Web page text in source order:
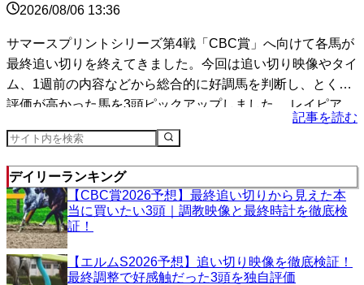
2026/08/06 13:36
サマースプリントシリーズ第4戦「CBC賞」へ向けて各馬が
最終追い切りを終えてきました。今回は追い切り映像やタイ
ム、1週前の内容などから総合的に好調馬を判断し、とくに
評価が高かった馬を3頭ピックアップしました。 レイピア
記事を読む
デイリーランキング
【CBC賞2026予想】最終追い切りから見えた本
当に買いたい3頭｜調教映像と最終時計を徹底検
証！
【エルムS2026予想】追い切り映像を徹底検証！
最終調整で好感触だった3頭を独自評価